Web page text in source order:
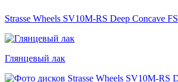
Strasse Wheels SV10M-RS Deep Concave FS
Глянцевый лак